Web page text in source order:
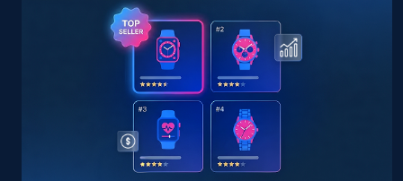
TikTok Shop - Collect TikTok shop products
by keywords search
URL, Title, Available, Description, Currency, Initial
price, Final price, Discount percent, and more.
668+